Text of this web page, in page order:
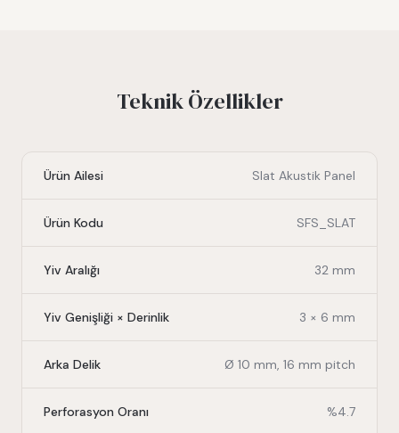
Teknik Özellikler
Ürün Ailesi Slat Akustik Panel
Ürün Kodu SFS_SLAT
Yiv Aralığı 32 mm
Yiv Genişliği × Derinlik 3 × 6 mm
Arka Delik Ø 10 mm, 16 mm pitch
Perforasyon Oranı %4.7